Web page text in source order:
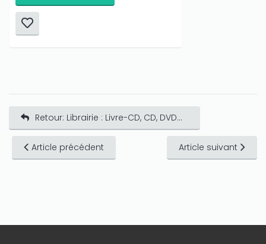
Retour: Librairie : Livre-CD, CD, DVD...
Article précédent Article suivant